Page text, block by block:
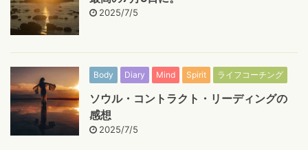
2025/7/5
Body Diary Mind Spirit ライフコーチング
ソウル・コントラクト・リーディングの
感想
2025/7/5